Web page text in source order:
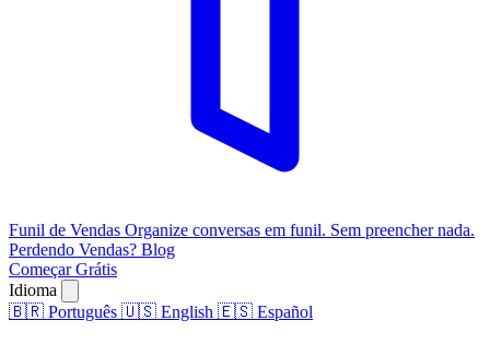
Funil de Vendas Organize conversas em funil. Sem preencher nada.
Perdendo Vendas? Blog
Começar Grátis
Idioma
🇧🇷 Português 🇺🇸 English 🇪🇸 Español